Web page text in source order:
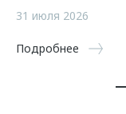
31 июля 2026
Подробнее